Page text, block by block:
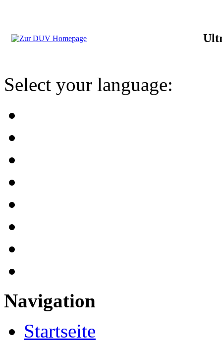
Select your language:
Navigation
Startseite